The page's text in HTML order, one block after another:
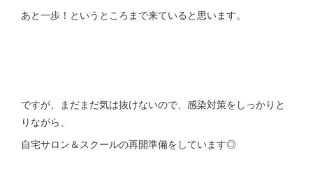
あと一歩！というところまで来ていると思います。
ですが、まだまだ気は抜けないので、感染対策をしっかりと
りながら、
自宅サロン＆スクールの再開準備をしています◎